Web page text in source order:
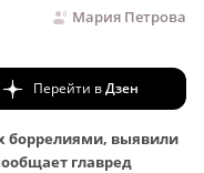
Мария Петрова
Перейти вДзен
боррелиями, выявили
главред